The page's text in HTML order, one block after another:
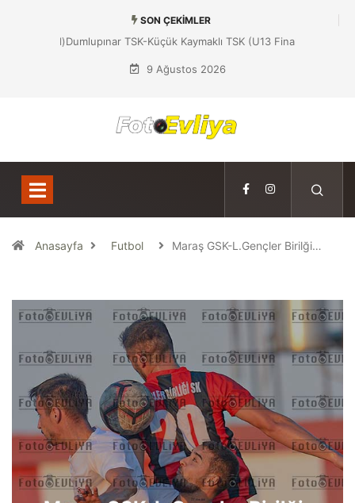
SON ÇEKIMLER
Dumlupınar TSK-Küçük Kaymaklı TSK (U13 Final)
9 Ağustos 2026
Anasayfa Futbol Maraş GSK-L.Gençler Birilği…